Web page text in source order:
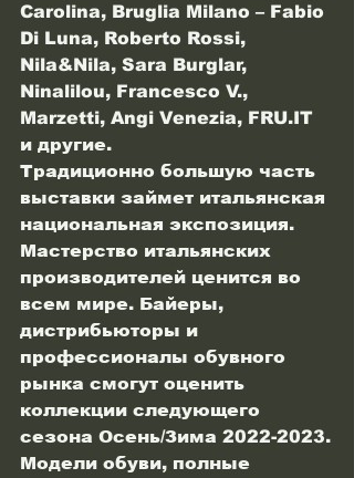
Carolina, Bruglia Milano – Fabio
Di Luna, Roberto Rossi,
Nila&Nila, Sara Burglar,
Ninalilou, Francesco V.,
Marzetti, Angi Venezia, FRU.IT
и другие.
Традиционно большую часть
выставки займет итальянская
национальная экспозиция.
Мастерство итальянских
производителей ценится во
всем мире. Байеры,
дистрибьюторы и
профессионалы обувного
рынка смогут оценить
коллекции следующего
сезона Осень/Зима 2022-2023.
Модели обуви, полные